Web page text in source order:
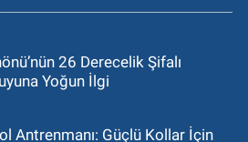
26 Derecelik Şifalı
Yoğun İlgi
Antrenmanı: Güçlü Kollar İçin